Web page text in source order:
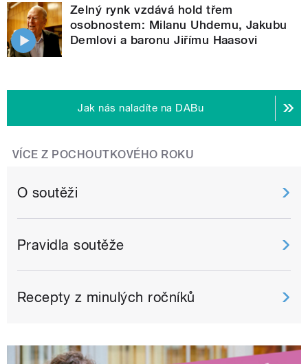
Zelný rynk vzdává hold třem
osobnostem: Milanu Uhdemu, Jakubu
Demlovi a baronu Jiřímu Haasovi
Jak nás naladíte na DABu
VÍCE Z POCHOUTKOVÉHO ROKU
O soutěži
Pravidla soutěže
Recepty z minulých ročníků